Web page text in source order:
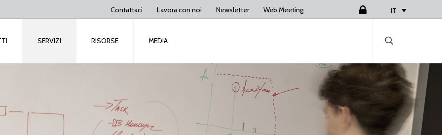
Contattaci Lavora con noi Newsletter Web Meeting IT
SERVIZI RISORSE MEDIA